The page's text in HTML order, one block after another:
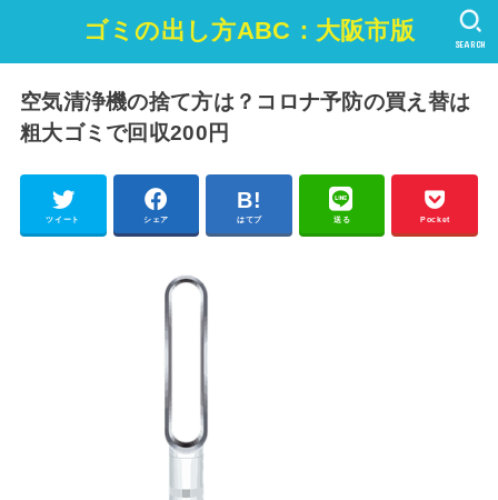
ゴミの出し方ABC：大阪市版 SEARCH
空気清浄機の捨て方は？コロナ予防の買え替は
粗大ゴミで回収200円
ツイート シェア はてブ 送る Pocket